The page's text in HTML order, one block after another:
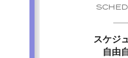
スケジ
自由